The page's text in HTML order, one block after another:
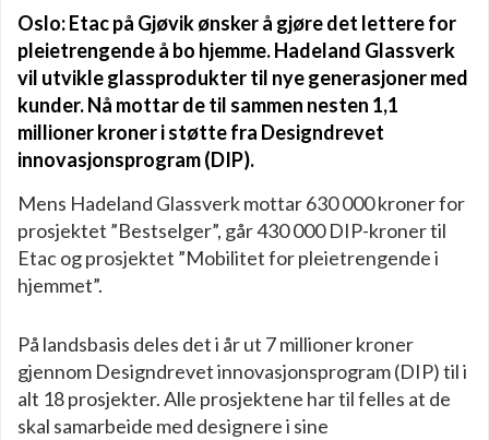
Oslo: Etac på Gjøvik ønsker å gjøre det lettere for
pleietrengende å bo hjemme. Hadeland Glassverk
vil utvikle glassprodukter til nye generasjoner med
kunder. Nå mottar de til sammen nesten 1,1
millioner kroner i støtte fra Designdrevet
innovasjonsprogram (DIP).
Mens Hadeland Glassverk mottar 630 000 kroner for
prosjektet ”Bestselger”, går 430 000 DIP-kroner til
Etac og prosjektet ”Mobilitet for pleietrengende i
hjemmet”.
På landsbasis deles det i år ut 7 millioner kroner
gjennom Designdrevet innovasjonsprogram (DIP) til i
alt 18 prosjekter. Alle prosjektene har til felles at de
skal samarbeide med designere i sine